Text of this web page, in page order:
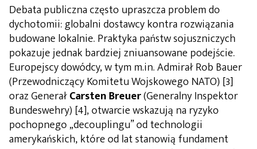
Debata publiczna często upraszcza problem do
dychotomii: globalni dostawcy kontra rozwiązania
budowane lokalnie. Praktyka państw sojuszniczych
pokazuje jednak bardziej zniuansowane podejście.
Europejscy dowódcy, w tym m.in. Admirał Rob Bauer
(Przewodniczący Komitetu Wojskowego NATO) [3]
oraz GenerałCarsten Breuer(Generalny Inspektor
Bundeswehry) [4], otwarcie wskazują na ryzyko
pochopnego „decouplingu” od technologii
amerykańskich, które od lat stanowią fundament